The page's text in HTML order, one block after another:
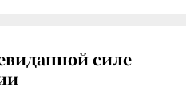
силе